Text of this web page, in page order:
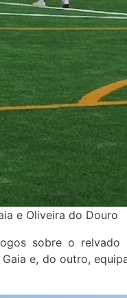
e Oliveira do Douro
sobre o
e, do outro,